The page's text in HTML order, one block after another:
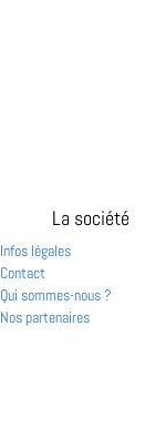
La société
Infos légales
Contact
Qui sommes-nous ?
Nos partenaires